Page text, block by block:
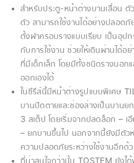
สำหรับประตู-หน้าต่างบานเลื่อน
ตัว สามารถใช้งานได้อย่างปลอด
ตั้งฝาครอบรางแบบเรียบ เป็นอุป
กับการใช้งาน ช่วยให้เดินผ่านได้อ
ที่มีเด็กเล็ก โดยมีทั้งชนิดรางนอก
ออกเองได้
ในซีรีส์นี้มีหน้าต่างรูปแบบพิเศษ
บานปิดตายและช่องล่างเป็นบานย
3 สเต็ป โดยเริ่มจากปลดล็อก – เ
– ยกบานขึ้นไป นอกจากนี้ยังมีตัว
ความปลอดภัยระหว่างใช้งานอีกด้
ที่น่าสนใจกว่านั้น TOSTEM ยังไ